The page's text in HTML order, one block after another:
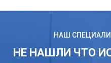
НАШ
НЕ НАШЛИ ЧТО